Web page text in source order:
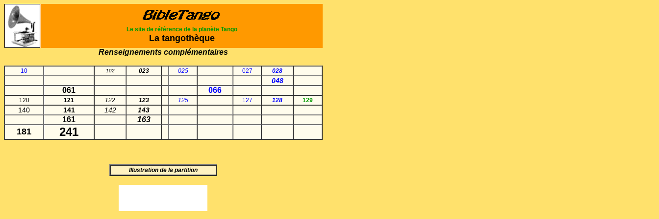
Le site de référence de la planète Tango
La tangothèque
Renseignements complémentaires
10 102 023 025 027 028
048
061 066
120 121 122 123 125 127 128 129
140 141 142 143
161 163
181 241
Illustration de la partition